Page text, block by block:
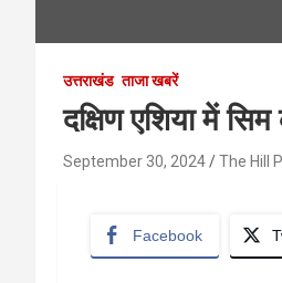
उत्तराखंड ताजा खबरें
दक्षिण एशिया में
September 30, 2024 The Hill
Facebook